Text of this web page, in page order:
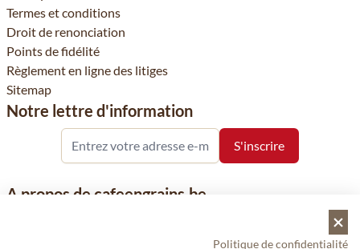
Termes et conditions
Droit de renonciation
Points de fidélité
Règlement en ligne des litiges
Sitemap
Notre lettre d'information
A propos de cafeengrains.be
concentre sur la vente de produits à base de café, de renommée
Politique de confidentialité